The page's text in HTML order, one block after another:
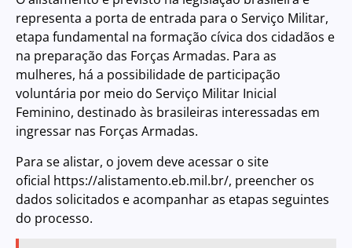
representa a porta de entrada para o Serviço Militar,
etapa fundamental na formação cívica dos cidadãos e
na preparação das Forças Armadas. Para as
mulheres, há a possibilidade de participação
voluntária por meio do Serviço Militar Inicial
Feminino, destinado às brasileiras interessadas em
ingressar nas Forças Armadas.
Para se alistar, o jovem deve acessar o site
oficial https://alistamento.eb.mil.br/, preencher os
dados solicitados e acompanhar as etapas seguintes
do processo.